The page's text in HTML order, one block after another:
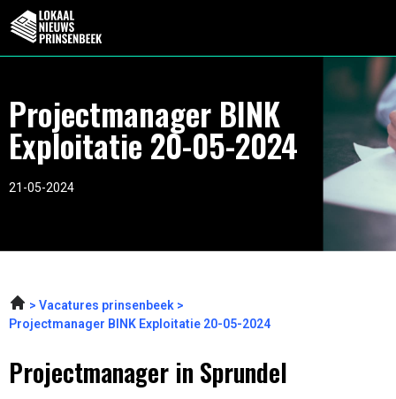
Projectmanager BINK
Exploitatie 20-05-2024
21-05-2024
Vacatures prinsenbeek
Projectmanager BINK Exploitatie 20-05-2024
Projectmanager in Sprundel